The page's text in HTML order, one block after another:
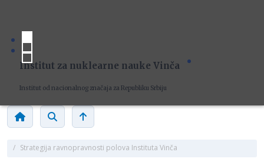
Institut za nuklearne nauke Vinča
Institut od nacionalnog značaja za Republiku Srbiju
/ Strategija ravnopravnosti polova Instituta Vinča